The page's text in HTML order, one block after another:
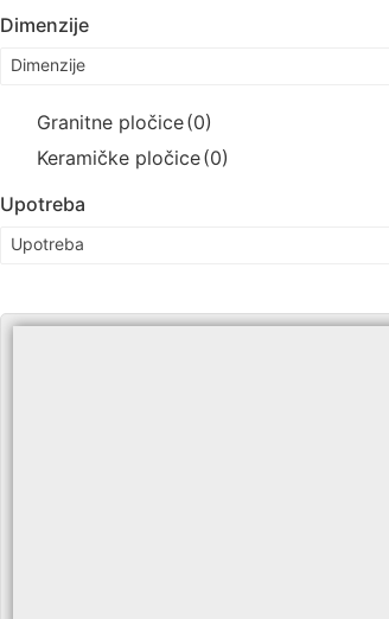
Dimenzije
Dimenzije
Granitne pločice(0)
Keramičke pločice(0)
Upotreba
Upotreba